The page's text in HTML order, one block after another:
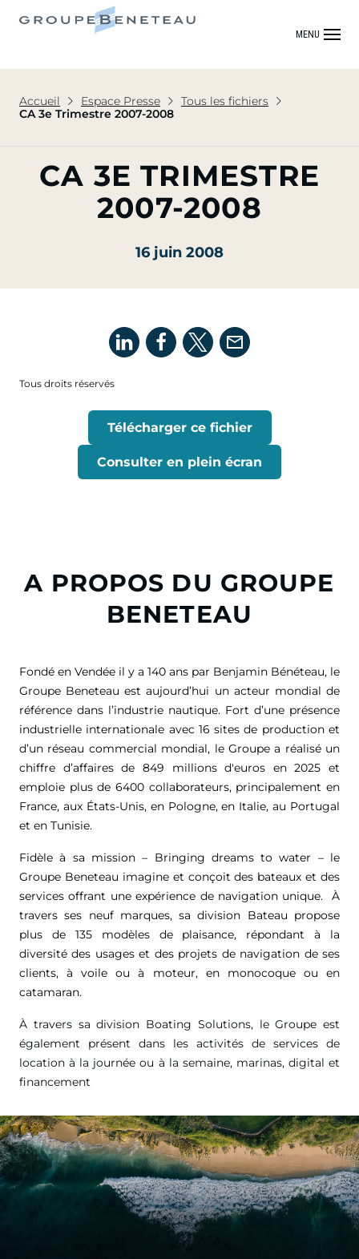
MENU
Accueil Espace Presse
Tous les fichiers
CA 3e Trimestre 2007-2008
CA 3E TRIMESTRE
2007-2008
16 juin 2008
Tous droits réservés
Télécharger ce fichier
Consulter en plein écran
A PROPOS DU GROUPE
BENETEAU
Fondé en Vendée il y a 140 ans par Benjamin Bénéteau, le
Groupe Beneteau est aujourd’hui un acteur mondial de
référence dans l’industrie nautique. Fort d’une présence
industrielle internationale avec 16 sites de production et
d’un réseau commercial mondial, le Groupe a réalisé un
chiffre d’affaires de 849 millions d'euros en 2025 et
emploie plus de 6400 collaborateurs, principalement en
France, aux États-Unis, en Pologne, en Italie, au Portugal
et en Tunisie.
Fidèle à sa mission – Bringing dreams to water – le
Groupe Beneteau imagine et conçoit des bateaux et des
services offrant une expérience de navigation unique. À
travers ses neuf marques, sa division Bateau propose
plus de 135 modèles de plaisance, répondant à la
diversité des usages et des projets de navigation de ses
clients, à voile ou à moteur, en monocoque ou en
catamaran.
À travers sa division Boating Solutions, le Groupe est
également présent dans les activités de services de
location à la journée ou à la semaine, marinas, digital et
financement